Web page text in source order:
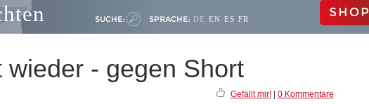
SUCHE: SPRACHE: DE EN ES FR SHOP
wieder - gegen Short
Gefällt mir!| 0 Kommentare